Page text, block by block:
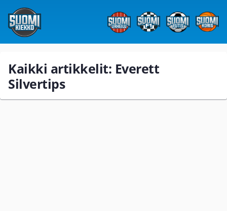
Kaikki artikkelit: Everett
Silvertips